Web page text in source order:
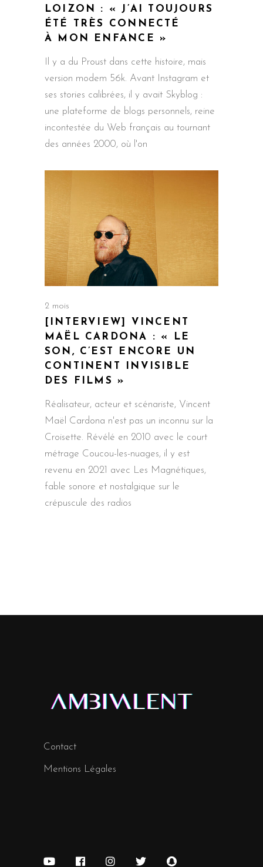
LOIZON : « J’AI TOUJOURS
ÉTÉ TRÈS CONNECTÉ
À MON ENFANCE »
Il y a du Proust dans cette histoire, mais
version modem 56k. Avant Instagram et
ses stories calibrées, il y avait Skyblog :
une plateforme de blogs personnels, reine
incontestée du Web français au tournant
des années 2000, où l'on
2 mois
[INTERVIEW] VINCENT
MAËL CARDONA : « LE
SON, C’EST ENCORE UN
CONTINENT INVISIBLE
DES FILMS »
Réalisateur, acteur et scénariste, Vincent
Maël Cardona n'est pas un inconnu sur la
Croisette. Révélé en 2010 avec le court
métrage Coucou-les-nuages, il y est
revenu en 2021 avec Les Magnétiques,
fable sonore et nostalgique sur le
crépuscule des radios
Contact
Mentions Légales